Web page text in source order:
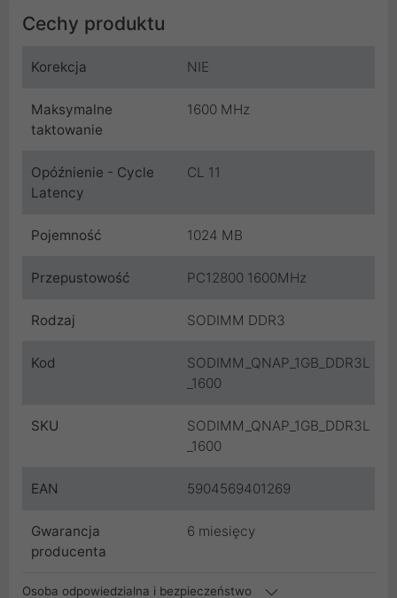
Cechy produktu
Korekcja NIE
Maksymalne
taktowanie
1600 MHz
Opóźnienie - Cycle
Latency
CL 11
Pojemność 1024 MB
Przepustowość PC12800 1600MHz
Rodzaj SODIMM DDR3
Kod
SODIMM_QNAP_1GB_DDR3L
_1600
SKU
SODIMM_QNAP_1GB_DDR3L
_1600
EAN 5904569401269
Gwarancja
producenta
6 miesięcy
Osoba odpowiedzialna i bezpieczeństwo